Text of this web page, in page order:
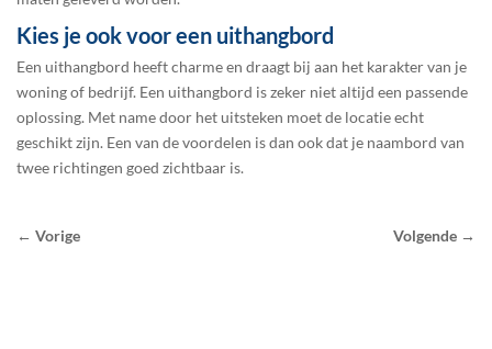
Kies je ook voor een uithangbord
Een uithangbord heeft charme en draagt bij aan het karakter van je
woning of bedrijf. Een uithangbord is zeker niet altijd een passende
oplossing. Met name door het uitsteken moet de locatie echt
geschikt zijn. Een van de voordelen is dan ook dat je naambord van
twee richtingen goed zichtbaar is.
← Vorige Volgende →